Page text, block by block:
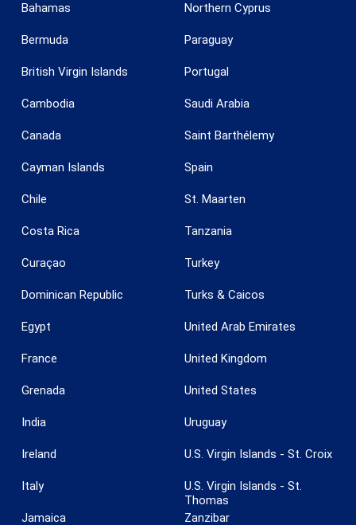
Bahamas
Bermuda
British Virgin Islands
Cambodia
Canada
Cayman Islands
Chile
Costa Rica
Curaçao
Dominican Republic
Egypt
France
Grenada
India
Ireland
Italy
Jamaica
Northern Cyprus
Paraguay
Portugal
Saudi Arabia
Saint Barthélemy
Spain
St. Maarten
Tanzania
Turkey
Turks & Caicos
United Arab Emirates
United Kingdom
United States
Uruguay
U.S. Virgin Islands - St. Croix
U.S. Virgin Islands - St.
Thomas
Zanzibar
Guardar configuración Aceptar todas